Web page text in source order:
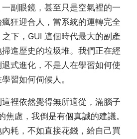
副眼鏡，甚至只是空氣裡的一
狂迎合人，當系統的運轉完全
下，GUI 這個時代最大的副產
進歷史的垃圾堆。我們正在經
式進化，不是人在學習如何使
習如何伺候人。
裡依然覺得無所適從，滿腦子
焦慮，我倒是有個真誠的建議。
耗，不如直接花錢，給自己買